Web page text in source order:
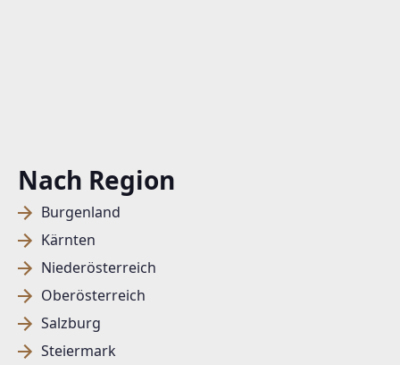
Nach Region
Burgenland
Kärnten
Niederösterreich
Oberösterreich
Salzburg
Steiermark